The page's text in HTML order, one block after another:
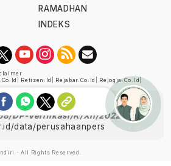
RAMADHAN
INDEKS
Retizen.id Rejabar.co.id Rejogja.co.id
oleh Dewan Pers
DP-Verifikasi/K/XII/2022
data/perusahaanpers
- All Rights Reserved.
Ask me!